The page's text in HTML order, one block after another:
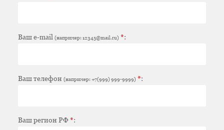
Ваш e-mail (например: 12345@mail.ru) *:
Ваш телефон (например: +7(999) 999-9999) *:
Ваш регион РФ*: